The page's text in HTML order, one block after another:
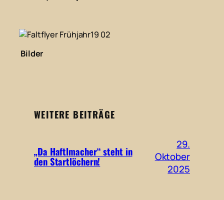
Bilder
WEITERE BEITRÄGE
„Da Haftlmacher“ steht in
den Startlöchern!
29.
Oktober
2025